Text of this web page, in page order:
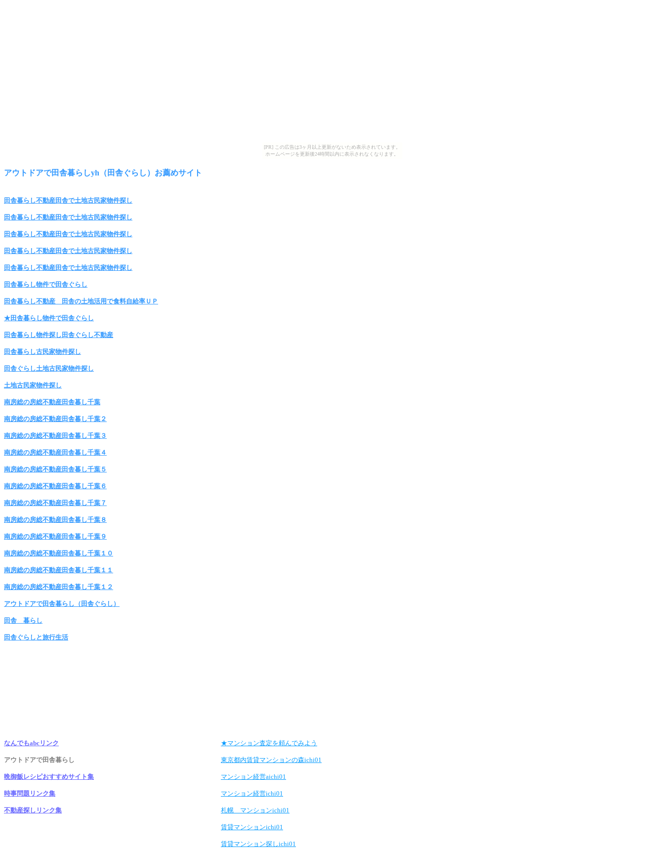
[PR] この広告は3ヶ月以上更新がないため表示されています。
ホームページを更新後24時間以内に表示されなくなります。
アウトドアで田舎暮らしyh（田舎ぐらし）お薦めサイト
田舎暮らし不動産田舎で土地古民家物件探し
田舎暮らし不動産田舎で土地古民家物件探し
田舎暮らし不動産田舎で土地古民家物件探し
田舎暮らし不動産田舎で土地古民家物件探し
田舎暮らし不動産田舎で土地古民家物件探し
田舎暮らし物件で田舎ぐらし
田舎暮らし不動産 田舎の土地活用で食料自給率ＵＰ
★田舎暮らし物件で田舎ぐらし
田舎暮らし物件探し田舎ぐらし不動産
田舎暮らし古民家物件探し
田舎ぐらし土地古民家物件探し
土地古民家物件探し
南房総の房総不動産田舎暮し千葉
南房総の房総不動産田舎暮し千葉２
南房総の房総不動産田舎暮し千葉３
南房総の房総不動産田舎暮し千葉４
南房総の房総不動産田舎暮し千葉５
南房総の房総不動産田舎暮し千葉６
南房総の房総不動産田舎暮し千葉７
南房総の房総不動産田舎暮し千葉８
南房総の房総不動産田舎暮し千葉９
南房総の房総不動産田舎暮し千葉１０
南房総の房総不動産田舎暮し千葉１１
南房総の房総不動産田舎暮し千葉１２
アウトドアで田舎暮らし（田舎ぐらし）
田舎 暮らし
田舎ぐらしと旅行生活
なんでもabcリンク
アウトドアで田舎暮らし
晩御飯レシピおすすめサイト集
時事問題リンク集
不動産探しリンク集
★マンション査定を頼んでみよう
東京都内賃貸マンションの森ichi01
マンション経営aichi01
マンション経営ichi01
札幌 マンションichi01
賃貸マンションichi01
賃貸マンション探しichi01